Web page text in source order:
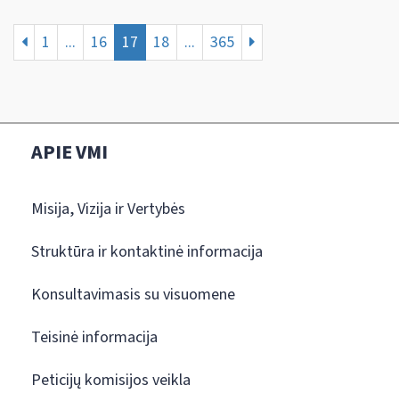
1 ... 16 17 18 ... 365
APIE VMI
Misija, Vizija ir Vertybės
Struktūra ir kontaktinė informacija
Konsultavimasis su visuomene
Teisinė informacija
Peticijų komisijos veikla